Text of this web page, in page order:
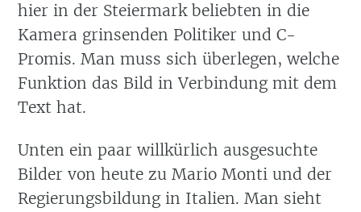
hier in der Steiermark beliebten in die
Kamera grinsenden Politiker und C-
Promis. Man muss sich überlegen, welche
Funktion das Bild in Verbindung mit dem
Text hat.
Unten ein paar willkürlich ausgesuchte
Bilder von heute zu Mario Monti und der
Regierungsbildung in Italien. Man sieht